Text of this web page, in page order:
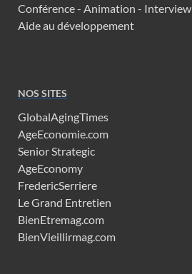
Conférence - Animation - Interview
Aide au développement
NOS SITES
GlobalAgingTimes
AgeEconomie.com
Senior Strategic
AgeEconomy
FredericSerriere
Le Grand Entretien
BienEtremag.com
BienVieillirmag.com